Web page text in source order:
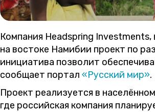
Компания Headspring
на востоке Намибии проект по
инициатива позволит
сообщает портал «Русский мир».
Проект реализуется в
где российская компания